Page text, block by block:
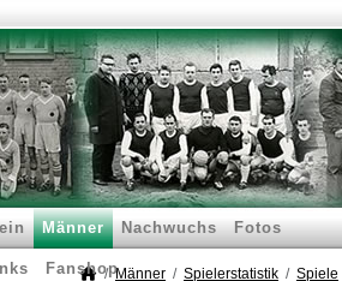
Männer Nachwuchs Fotos
FanshopMänner Spielerstatistik Spiele